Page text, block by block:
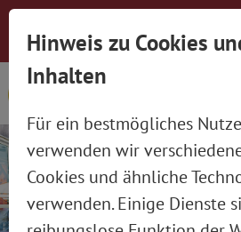
Hinweis zu Cookies
Inhalten
Für ein bestmögliches
verwenden wir
Cookies und ähnliche
verwenden. Einige Dienste